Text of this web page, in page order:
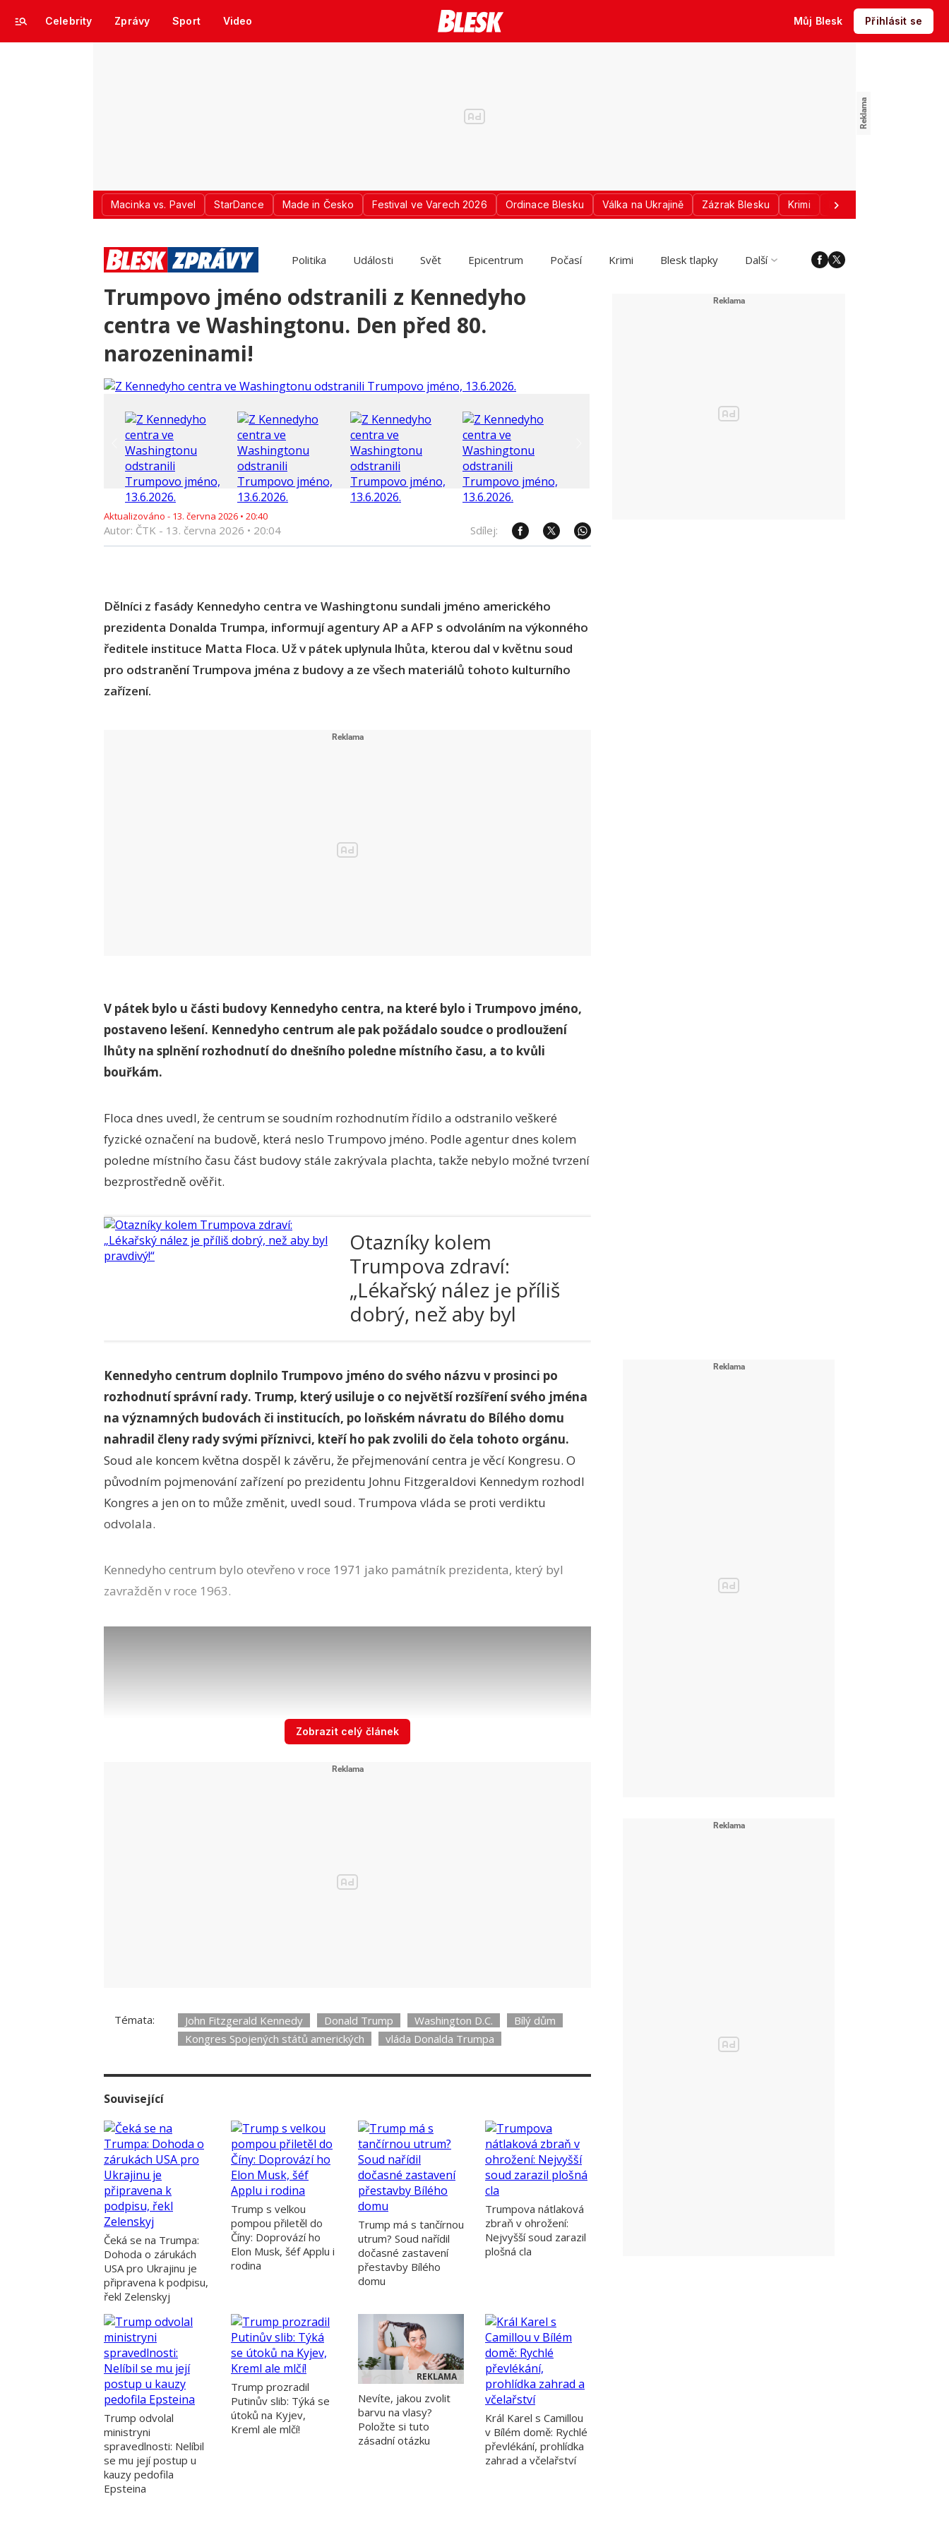
Celebrity Zprávy Sport Video Můj Blesk Přihlásit se
Macinka vs. Pavel StarDance Made in Česko Festival ve Varech 2026 Ordinace Blesku Válka na Ukrajině Zázrak Blesku Krimi Donald Trump
Politika Události Svět Epicentrum Počasí Krimi Blesk tlapky Další
Trumpovo jméno odstranili z Kennedyho
centra ve Washingtonu. Den před 80.
narozeninami!
Aktualizováno - 13. června 2026 • 20:40
Autor: ČTK - 13. června 2026 • 20:04 Sdílej:
Dělníci z fasády Kennedyho centra ve Washingtonu sundali jméno amerického
prezidenta Donalda Trumpa, informují agentury AP a AFP s odvoláním na výkonného
ředitele instituce Matta Floca. Už v pátek uplynula lhůta, kterou dal v květnu soud
pro odstranění Trumpova jména z budovy a ze všech materiálů tohoto kulturního
zařízení.
V pátek bylo u části budovy Kennedyho centra, na které bylo i Trumpovo jméno,
postaveno lešení. Kennedyho centrum ale pak požádalo soudce o prodloužení
lhůty na splnění rozhodnutí do dnešního poledne místního času, a to kvůli
bouřkám.
Floca dnes uvedl, že centrum se soudním rozhodnutím řídilo a odstranilo veškeré
fyzické označení na budově, která neslo Trumpovo jméno. Podle agentur dnes kolem
poledne místního času část budovy stále zakrývala plachta, takže nebylo možné tvrzení
bezprostředně ověřit.
Otazníky kolem
Trumpova zdraví:
„Lékařský nález je příliš
dobrý, než aby byl
Kennedyho centrum doplnilo Trumpovo jméno do svého názvu v prosinci po
rozhodnutí správní rady. Trump, který usiluje o co největší rozšíření svého jména
na významných budovách či institucích, po loňském návratu do Bílého domu
nahradil členy rady svými příznivci, kteří ho pak zvolili do čela tohoto orgánu.
Soud ale koncem května dospěl k závěru, že přejmenování centra je věcí Kongresu. O
původním pojmenování zařízení po prezidentu Johnu Fitzgeraldovi Kennedym rozhodl
Kongres a jen on to může změnit, uvedl soud. Trumpova vláda se proti verdiktu
odvolala.
Kennedyho centrum bylo otevřeno v roce 1971 jako památník prezidenta, který byl
zavražděn v roce 1963.
Zobrazit celý článek
Témata: John Fitzgerald Kennedy Donald Trump Washington D.C.
Bílý dům
Kongres Spojených států amerických
vláda Donalda Trumpa
Související
Čeká se na Trumpa:
Dohoda o zárukách
USA pro Ukrajinu je
připravena k podpisu,
řekl Zelenskyj
Trump s velkou
pompou přiletěl do
Číny: Doprovází ho
Elon Musk, šéf Applu i
rodina
Trump má s tančírnou
utrum? Soud nařídil
dočasné zastavení
přestavby Bílého
domu
Trumpova nátlaková
zbraň v ohrožení:
Nejvyšší soud zarazil
plošná cla
Trump odvolal
ministryni
spravedlnosti: Nelíbil
se mu její postup u
kauzy pedofila
Epsteina
Trump prozradil
Putinův slib: Týká se
útoků na Kyjev,
Kreml ale mlčí!
REKLAMA
Nevíte, jakou zvolit
barvu na vlasy?
Položte si tuto
zásadní otázku
Král Karel s Camillou
v Bílém domě: Rychlé
převlékání, prohlídka
zahrad a včelařství